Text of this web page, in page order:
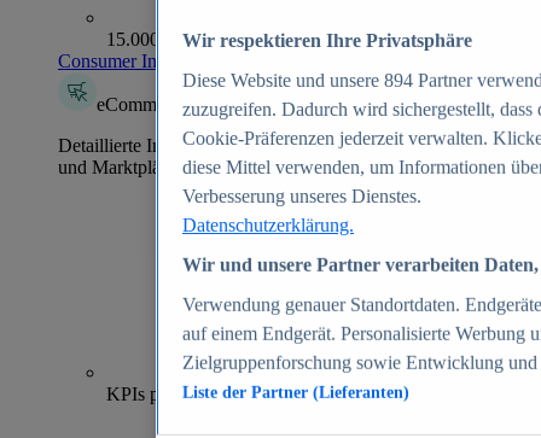
15.000+ Marken
Consumer Insights entdecken
eCommerce Insights
Detaillierte Informationen zu mehr als 39.000 Online-Shops
und Marktplätzen
70+
KPIs pro Shop
Wir respektieren Ihre Privatsphäre
Diese Website und unsere 894 Partner
zuzugreifen. Dadurch wird sichergestellt,
Cookie-Präferenzen jederzeit verwalten.
diese Mittel verwenden, um Informationen
Verbesserung unseres Dienstes.
Datenschutzerklärung.
Wir und unsere Partner verarbeiten
Verwendung genauer Standortdaten.
auf einem Endgerät. Personalisierte Werbung
Zielgruppenforschung sowie Entwicklung
Liste der Partner (Lieferanten)